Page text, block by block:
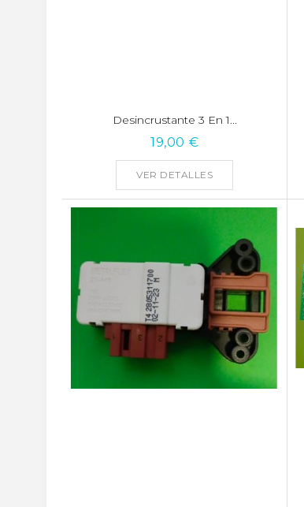
Desincrustante 3 En 1...
19,00 €
VER DETALLES